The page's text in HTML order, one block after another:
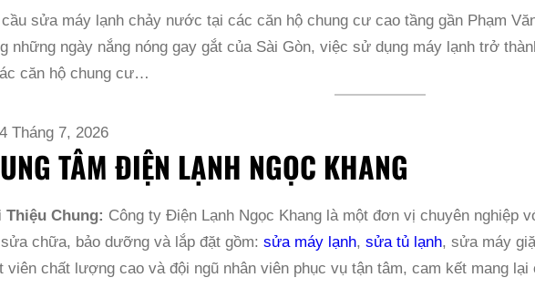
sửa máy lạnh chảy nước tại các căn hộ chung cư cao tầng gần Phạm
những ngày nắng nóng gay gắt của Sài Gòn, việc sử dụng máy lạnh trở
căn hộ chung cư…
Tháng 7, 2026
TÂM ĐIỆN LẠNH NGỌC KHANG
Thiệu Chung: Công ty Điện Lạnh Ngọc Khang là một đơn vị chuyên nghiệp
chữa, bảo dưỡng và lắp đặt gồm:sửa máy lạnh,sửa tủ lạnh, sửa máy
viên chất lượng cao và đội ngũ nhân viên phục vụ tận tâm, cam kết mang